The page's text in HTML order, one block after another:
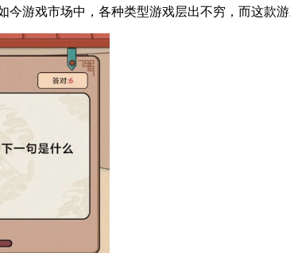
游戏市场中，各种类型游戏层出不穷，而这款